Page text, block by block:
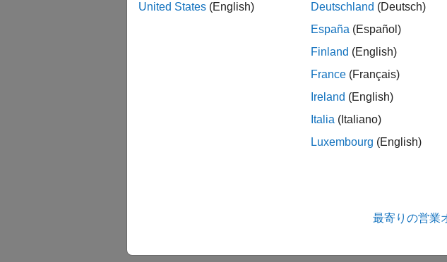
S-Function の記述に使用され
ゴリズムの実装を高度な柔軟
が変わります。たとえば、コー
ることはできません。このト
のトピックに記載されている
S-Function にはモデルに複雑
が、基になる API によってメ
とんどの場合、リアルタイム
みアプリケーションでは追加
Language Compiler テクノロ
化することができます。既存
United States (English)
Deutschland (Deutsch)
España (Español)
Finland (English)
France (Français)
Ireland (English)
Italia (Italiano)
Luxembourg (English)
最寄りの営業